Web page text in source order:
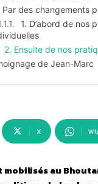
Par des changements
1. D’abord de nos
2. Ensuite de nos
de Jean-Marc
X
mobilisés au